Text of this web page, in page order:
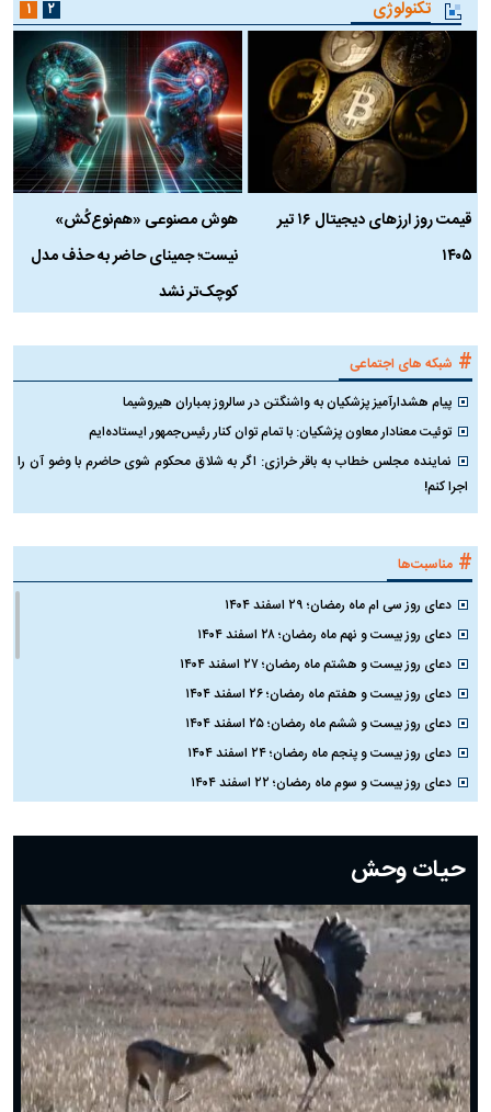
تکنولوژی
قیمت روز ارز‌های دیجیتال ۱۶ تیر
۱۴۰۵
هوش مصنوعی «هم‌نوع‌کُش»
نیست؛ جمینای حاضر به حذف مدل
کوچک‌تر نشد
۱ ۲
# شبکه های اجتماعی
پیام هشدارآمیز پزشکیان به واشنگتن در سالروز بمباران هیروشیما
توئیت معنادار معاون پزشکیان: با تمام توان کنار رئیس‌جمهور ایستاده‌ایم
نماینده مجلس خطاب به باقر خرازی: اگر به شلاق محکوم شوی حاضرم با وضو آن را
اجرا کنم!
# مناسبت‌ها
دعای روز سی ام ماه رمضان؛ ۲۹ اسفند ۱۴۰۴
دعای روز بیست و نهم ماه رمضان؛ ۲۸ اسفند ۱۴۰۴
دعای روز بیست و هشتم ماه رمضان؛ ۲۷ اسفند ۱۴۰۴
دعای روز بیست و هفتم ماه رمضان؛ ۲۶ اسفند ۱۴۰۴
دعای روز بیست و ششم ماه رمضان؛ ۲۵ اسفند ۱۴۰۴
دعای روز بیست و پنجم ماه رمضان؛ ۲۴ اسفند ۱۴۰۴
دعای روز بیست و سوم ماه رمضان؛ ۲۲ اسفند ۱۴۰۴
دعای روز بیستم ماه رمضان؛ ۱۹ اسفند ۱۴۰۴
دعای روز هشتم ماه مبارک رمضان؛ ۷ اسفند ماه ۱۴۰۴
دعای روز هفتم ماه رمضان؛ ۶ اسفند ۱۴۰۴
دعای روز ششم ماه رمضان؛ ۵ اسفند ۱۴۰۴
دعای روز پنجم ماه رمضان؛ ۴ اسفند ۱۴۰۴
دعای روز چهارم ماه مبارک رمضان؛ ۳ اسفند ۱۴۰۴
دعای روز سوم ماه مبارک رمضان؛ ۱۴ اسفند ۱۴۰۴
دعای روز دوم ماه مبارک رمضان ۱ اسفند ماه ۱۴۰۴
دعای روز اول ماه مبارک رمضان، ۳۰ بهمن ۱۴۰۴
حیات وحش